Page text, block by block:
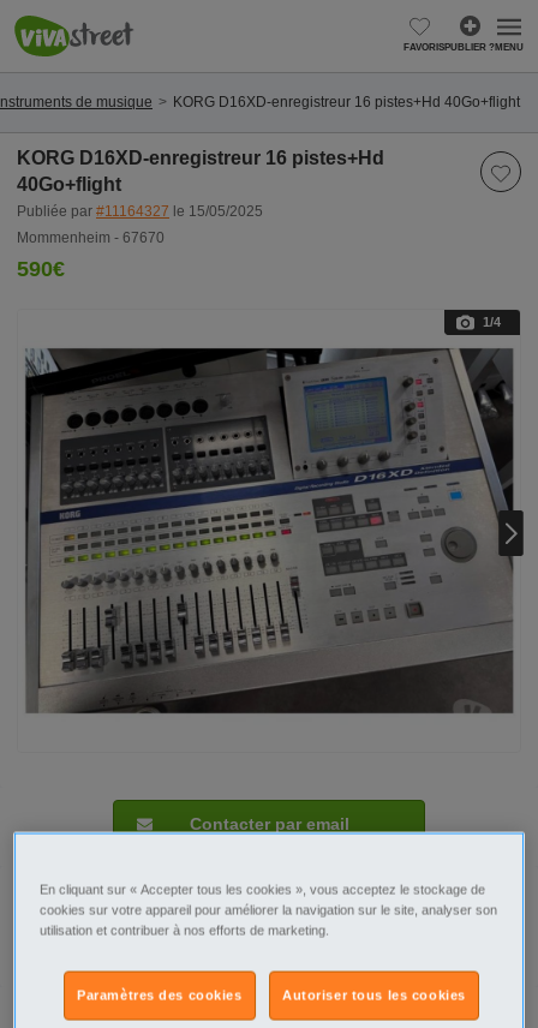
FAVORISPUBLIER ?MENU
de musique KORG D16XD-enregistreur 16 pistes+Hd 40Go+flight
KORG D16XD-enregistreur 16 pistes+Hd
40Go+flight
Publiée par #11164327 le 15/05/2025
Mommenheim - 67670
590€
1/4
590€
Contacter par email
Signaler cette annonce
En cliquant sur « Accepter tous les cookies », vous acceptez le stockage de
cookies sur votre appareil pour améliorer la navigation sur le site, analyser son
utilisation et contribuer à nos efforts de marketing.
Autoriser tous les cookies
Paramètres des cookies